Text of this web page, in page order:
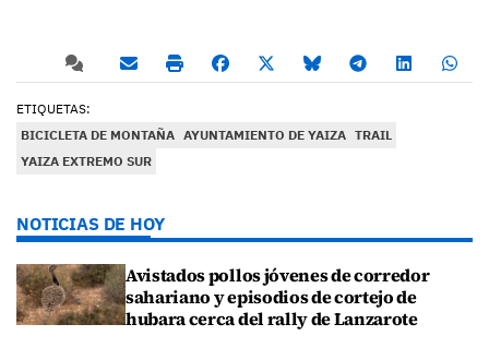
ETIQUETAS:
BICICLETA DE MONTAÑA AYUNTAMIENTO DE YAIZA TRAIL
YAIZA EXTREMO SUR
NOTICIAS DE HOY
Avistados pollos jóvenes de corredor
sahariano y episodios de cortejo de
hubara cerca del rally de Lanzarote